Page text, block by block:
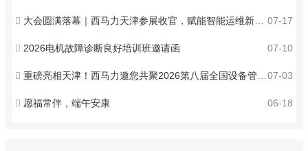
07-17
大会圆满落幕｜西马力天津参展收官，赋能智能运维新发展
07-10
2026电机故障诊断良好培训班邀请函
07-03
重磅亮相天津！西马力邀您共聚2026第八届全国设备管理与技术创新成果交流大会 ！
06-18
愿福常伴，端午安康